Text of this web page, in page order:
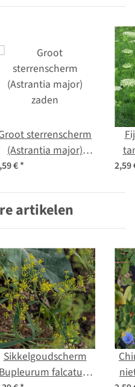
sterrenscherm
(Astrantia major)
€* 2,59
artikelen
Sikkelgoudscherm
falcatum)